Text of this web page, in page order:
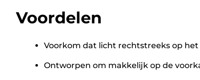
Voordelen
Voorkom dat licht rechtstreeks op
Ontworpen om makkelijk op de